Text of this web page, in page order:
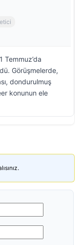
Temmuz’da
Görüşmelerde,
dondurulmuş
konunun ele